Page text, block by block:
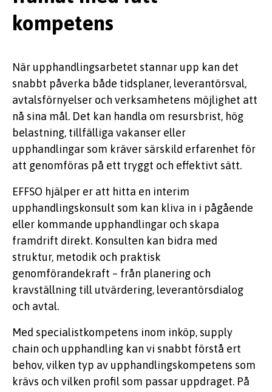
kompetens
När upphandlingsarbetet stannar upp kan det
snabbt påverka både tidsplaner, leverantörsval,
avtalsförnyelser och verksamhetens möjlighet att
nå sina mål. Det kan handla om resursbrist, hög
belastning, tillfälliga vakanser eller
upphandlingar som kräver särskild erfarenhet för
att genomföras på ett tryggt och effektivt sätt.
EFFSO hjälper er att hitta en interim
upphandlingskonsult som kan kliva in i pågående
eller kommande upphandlingar och skapa
framdrift direkt. Konsulten kan bidra med
struktur, metodik och praktisk
genomförandekraft – från planering och
kravställning till utvärdering, leverantörsdialog
och avtal.
Med specialistkompetens inom inköp, supply
chain och upphandling kan vi snabbt förstå ert
behov, vilken typ av upphandlingskompetens som
krävs och vilken profil som passar uppdraget. På